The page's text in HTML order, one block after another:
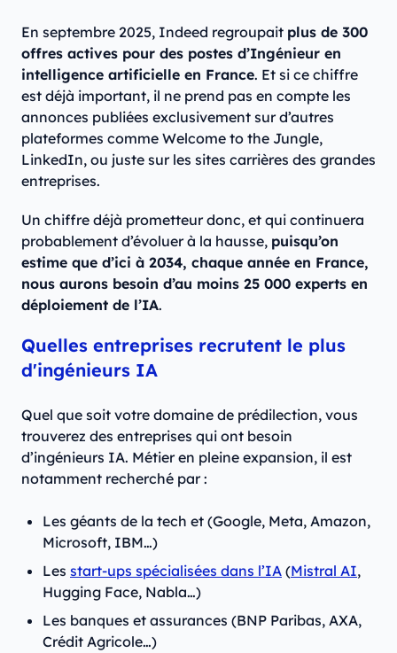
En septembre 2025, Indeed regroupait plus de 300
offres actives pour des postes d’Ingénieur en
intelligence artificielle en France. Et si ce chiffre
est déjà important, il ne prend pas en compte les
annonces publiées exclusivement sur d’autres
plateformes comme Welcome to the Jungle,
LinkedIn, ou juste sur les sites carrières des grandes
entreprises.
Un chiffre déjà prometteur donc, et qui continuera
probablement d’évoluer à la hausse, puisqu’on
estime que d’ici à 2034, chaque année en France,
nous aurons besoin d’au moins 25 000 experts en
déploiement de l’IA.
Quelles entreprises recrutent le plus
d'ingénieurs IA
Quel que soit votre domaine de prédilection, vous
trouverez des entreprises qui ont besoin
d’ingénieurs IA. Métier en pleine expansion, il est
notamment recherché par :
Les géants de la tech et (Google, Meta, Amazon,
Microsoft, IBM…)
Les start-ups spécialisées dans l’IA (Mistral AI,
Hugging Face, Nabla…)
Les banques et assurances (BNP Paribas, AXA,
Crédit Agricole…)